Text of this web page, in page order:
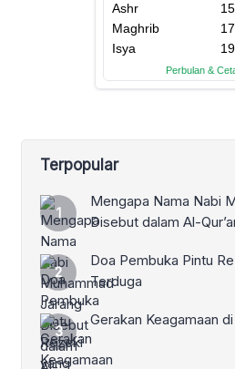
Terpopular
Mengapa Nama Nabi
Disebut dalam Al-
Doa Pembuka Pintu
Terduga
Gerakan Keagamaan